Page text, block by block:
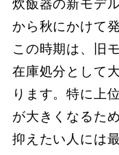
炊飯器の新モデ
から秋にかけて
この時期は、旧
在庫処分として
ります。特に上
が大きくなるた
抑えたい人には